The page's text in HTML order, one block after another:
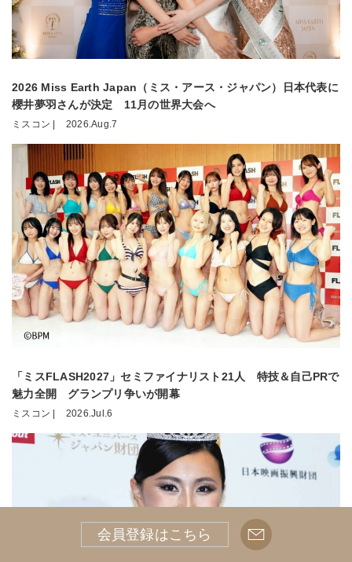
2026 Miss Earth Japan（ミス・アース・ジャパン）日本代表に
櫻井夢羽さんが決定 11月の世界大会へ
ミスコン | 2026.Aug.7
「ミスFLASH2027」セミファイナリスト21人 特技＆自己PRで
魅力全開 グランプリ争いが開幕
ミスコン | 2026.Jul.6
会員登録はこちら